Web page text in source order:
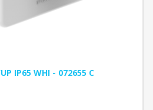
IP65 WHI - 072655 C